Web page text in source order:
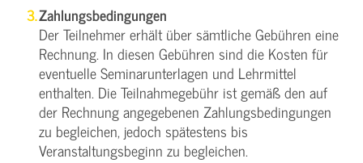
Zahlungsbedingungen
Der Teilnehmer erhält über sämtliche Gebühren eine
Rechnung. In diesen Gebühren sind die Kosten für
eventuelle Seminarunterlagen und Lehrmittel
enthalten. Die Teilnahmegebühr ist gemäß den auf
der Rechnung angegebenen Zahlungsbedingungen
zu begleichen, jedoch spätestens bis
Veranstaltungsbeginn zu begleichen.